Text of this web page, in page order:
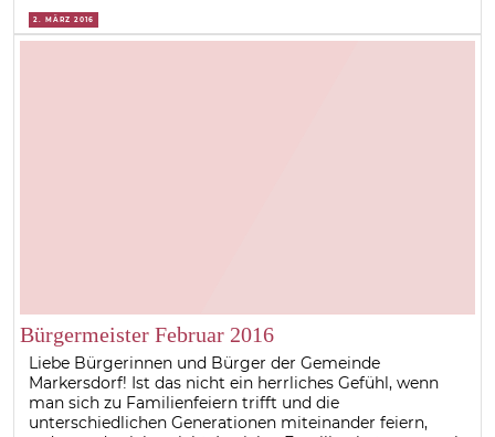
2. MÄRZ 2016
Bürgermeister Februar 2016
Liebe Bürgerinnen und Bürger der Gemeinde
Markersdorf! Ist das nicht ein herrliches Gefühl, wenn
man sich zu Familienfeiern trifft und die
unterschiedlichen Generationen miteinander feiern,